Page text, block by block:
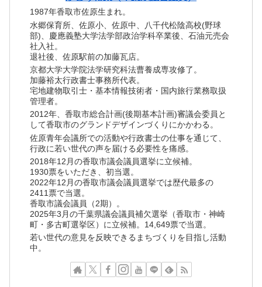
1987年香取市佐原生まれ。
水郷保育所、佐原小、佐原中、八千代松陰高校(野球
部)、慶應義塾大学法学部政治学科卒業後、石油元売会
社入社。
退社後、佐原駅前の加藤瓦店。
京都大学大学院法学研究科法曹養成専攻修了。
加藤裕太行政書士事務所代表。
宅地建物取引士・基本情報技術者・国内旅行業務取扱
管理者。
2012年、香取市総合計画(後期基本計画)審議会委員と
して香取市のグランドデザインづくりにかかわる。
佐原青年会議所での活動や行政書士の仕事を通じて、
行政に若い世代の声を届ける必要性を痛感。
2018年12月の香取市議会議員選挙に立候補。
1930票をいただき、初当選。
2022年12月の香取市議会議員選挙では歴代最多の
2411票で当選。
香取市議会議員（2期）。
2025年3月の千葉県議会議員補欠選挙（香取市・神崎
町・多古町選挙区）に立候補。14,649票で当選。
若い世代の意見を反映できるまちづくりを目指し活動
中。